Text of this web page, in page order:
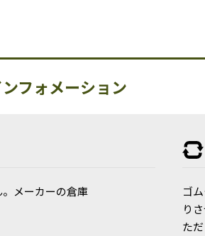
フォメーション
メーカーの倉庫
ゴ
り
た